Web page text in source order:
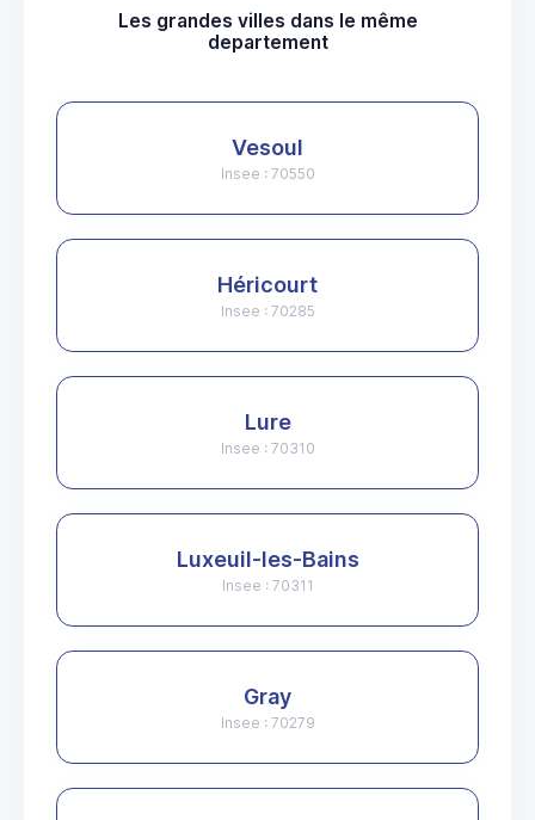
Les grandes villes dans le même
departement
Vesoul
Insee : 70550
Héricourt
Insee : 70285
Lure
Insee : 70310
Luxeuil-les-Bains
Insee : 70311
Gray
Insee : 70279